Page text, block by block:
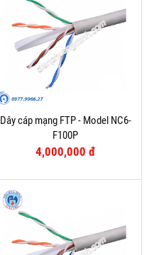
Dây cáp mạng FTP - Model NC6-
F100P
4,000,000 đ